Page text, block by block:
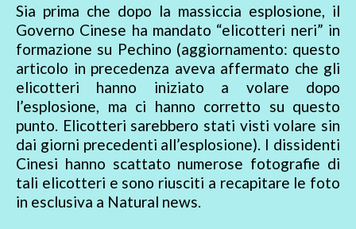
Sia prima che dopo la massiccia esplosione, il
Governo Cinese ha mandato “elicotteri neri” in
formazione su Pechino (aggiornamento: questo
articolo in precedenza aveva affermato che gli
elicotteri hanno iniziato a volare dopo
l’esplosione, ma ci hanno corretto su questo
punto. Elicotteri sarebbero stati visti volare sin
dai giorni precedenti all’esplosione). I dissidenti
Cinesi hanno scattato numerose fotografie di
tali elicotteri e sono riusciti a recapitare le foto
in esclusiva a Natural news.